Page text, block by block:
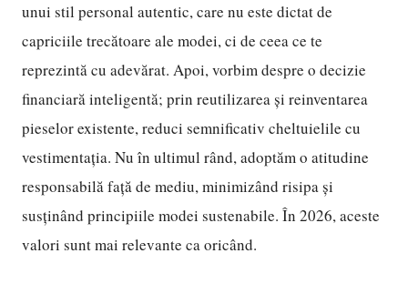
unui stil personal autentic, care nu este dictat de
capriciile trecătoare ale modei, ci de ceea ce te
reprezintă cu adevărat. Apoi, vorbim despre o decizie
financiară inteligentă; prin reutilizarea și reinventarea
pieselor existente, reduci semnificativ cheltuielile cu
vestimentația. Nu în ultimul rând, adoptăm o atitudine
responsabilă față de mediu, minimizând risipa și
susținând principiile modei sustenabile. În 2026, aceste
valori sunt mai relevante ca oricând.